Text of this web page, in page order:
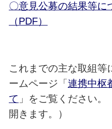
〇意見公募の結果等に
（PDF）
これまでの主な取組等
ームページ「 連携中枢
て 」をご覧ください
開きます。）